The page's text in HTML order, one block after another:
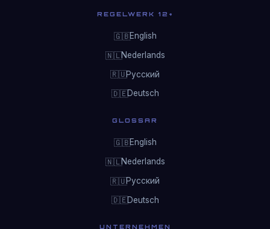
REGELWERK 12+
🇬🇧English
🇳🇱Nederlands
🇷🇺Русский
🇩🇪Deutsch
GLOSSAR
🇬🇧English
🇳🇱Nederlands
🇷🇺Русский
🇩🇪Deutsch
UNTERNEHMEN